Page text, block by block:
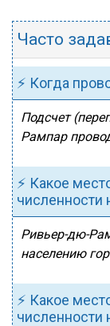
Часто
⚡ Когда
Подсчет
Рампар
⚡ Какое
численности
Ривьер-дю-
населению
⚡ Какое
численности